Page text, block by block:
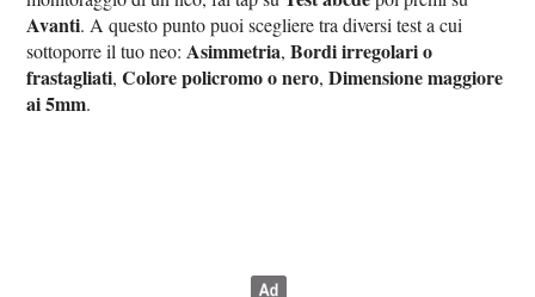
Avanti. A questo punto puoi scegliere tra diversi test a cui
sottoporre il tuo neo: Asimmetria,Bordi irregolari o
frastagliati,Colore policromo o nero,Dimensione maggiore
ai 5mm.